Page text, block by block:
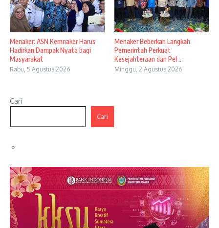
Menaker: ASN Kemnaker Harus
Hadirkan Dampak Nyata bagi
Masyarakat
Rabu, 5 Agustus 2026
Menaker Beberkan Langkah
Pemerintah Perkuat
Kesejahteraan dan Pel ...
Minggu, 2 Agustus 2026
Cari
Cari